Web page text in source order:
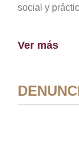
social y
Ver más